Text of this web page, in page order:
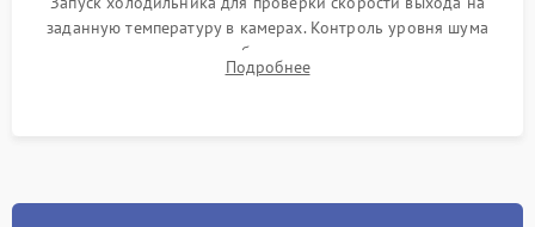
заданную температуру в камерах. Контроль уровня шума
компрессора, отсутствия обмерзания стенок и корректного
срабатывания системы автоматической оттайки.
Подробнее